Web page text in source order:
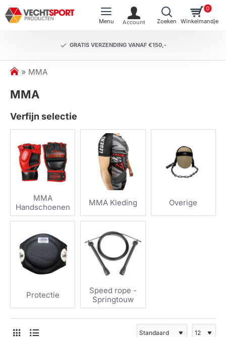
GRATIS VERZENDING VANAF €150,-
0
h
m
MMA
MMA
Verfijn selectie
MMA
Handschoenen
MMA Kleding Overige
Protectie
Speed rope -
Springtouw